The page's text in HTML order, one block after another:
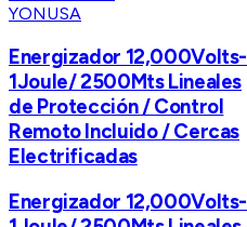
YONUSA
Energizador 12,000Volts-
1Joule/ 2500Mts Lineales
de Protección / Control
Remoto Incluido / Cercas
Electrificadas
Energizador 12,000Volts-